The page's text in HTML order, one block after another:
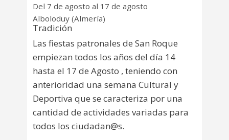
Del 7 de agosto al 17 de agosto
Alboloduy (Almería)
Tradición
Las fiestas patronales de San Roque
empiezan todos los años del día 14
hasta el 17 de Agosto , teniendo con
anterioridad una semana Cultural y
Deportiva que se caracteriza por una
cantidad de actividades variadas para
todos los ciudadan@s.